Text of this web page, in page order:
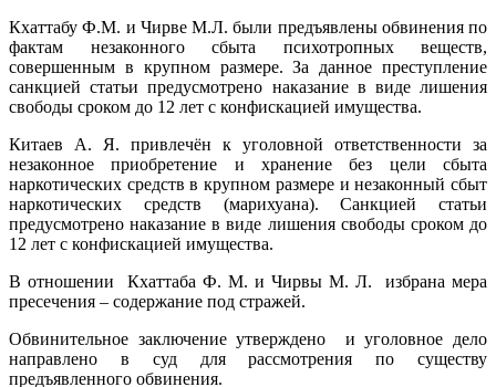
Кхаттабу Ф.М. и Чирве М.Л. были предъявлены обвинения по
фактам незаконного сбыта психотропных веществ,
совершенным в крупном размере. За данное преступление
санкцией статьи предусмотрено наказание в виде лишения
свободы сроком до 12 лет с конфискацией имущества.
Китаев А. Я. привлечён к уголовной ответственности за
незаконное приобретение и хранение без цели сбыта
наркотических средств в крупном размере и незаконный сбыт
наркотических средств (марихуана). Санкцией статьи
предусмотрено наказание в виде лишения свободы сроком до
12 лет с конфискацией имущества.
В отношении Кхаттаба Ф. М. и Чирвы М. Л. избрана мера
пресечения – содержание под стражей.
Обвинительное заключение утверждено и уголовное дело
направлено в суд для рассмотрения по существу
предъявленного обвинения.